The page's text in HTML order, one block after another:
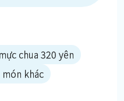
chua 320 yên
món khác